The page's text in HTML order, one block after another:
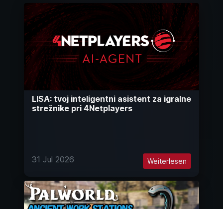
LISA: tvoj inteligentni asistent za igralne
strežnike pri 4Netplayers
31 Jul 2026 Weiterlesen